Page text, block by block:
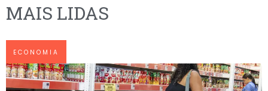
MAIS LIDAS
ECONOMIA